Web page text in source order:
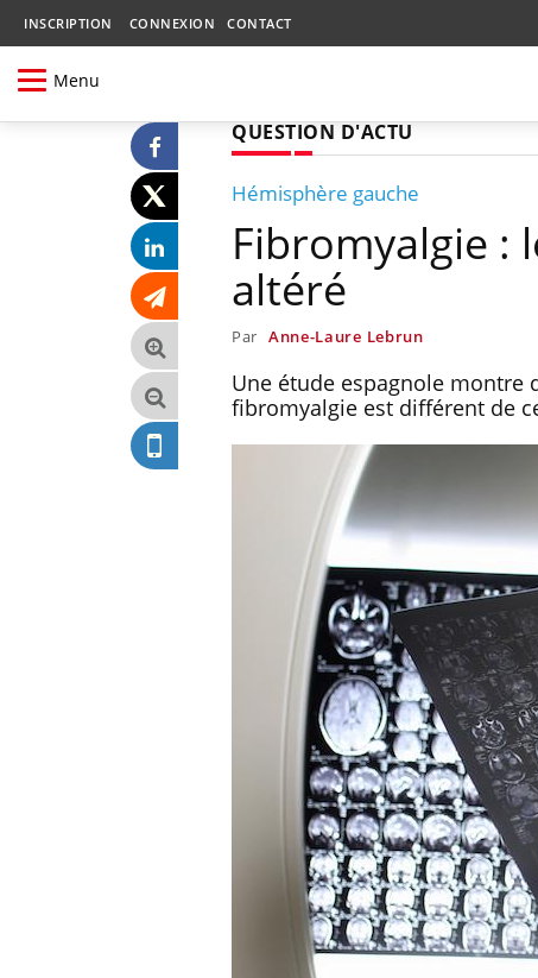
INSCRIPTION CONNEXION CONTACT
Menu
QUESTION D'ACTU
Hémisphère gauche
Fibromyalgie :
altéré
Par Anne-Laure Lebrun
Une étude espagnole montre
fibromyalgie est différent de